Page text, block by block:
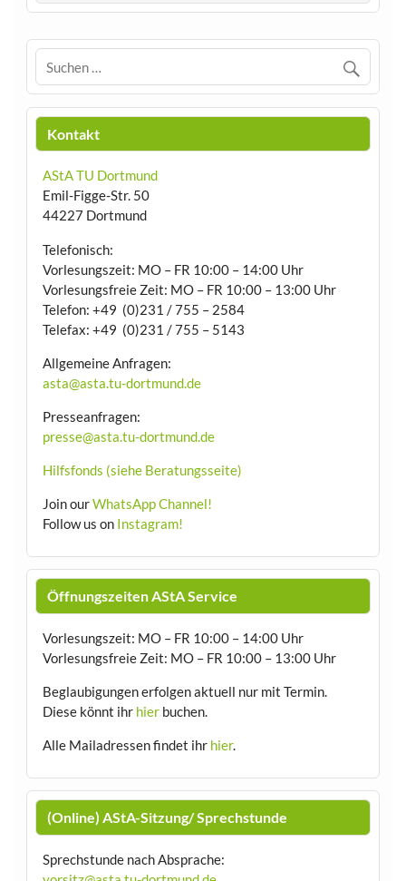
Kontakt
AStA TU Dortmund
Emil-Figge-Str. 50
44227 Dortmund
Telefonisch:
Vorlesungszeit: MO – FR 10:00 – 14:00 Uhr
Vorlesungsfreie Zeit: MO – FR 10:00 – 13:00 Uhr
Telefon: +49 (0)231 / 755 – 2584
Telefax: +49 (0)231 / 755 – 5143
Allgemeine Anfragen:
asta@asta.tu-dortmund.de
Presseanfragen:
presse@asta.tu-dortmund.de
Hilfsfonds (siehe Beratungsseite)
Join ourWhatsApp Channel!
Follow us on Instagram!
Öffnungszeiten AStA Service
Vorlesungszeit: MO – FR 10:00 – 14:00 Uhr
Vorlesungsfreie Zeit: MO – FR 10:00 – 13:00 Uhr
Beglaubigungen erfolgen aktuell nur mit Termin.
Diese könnt ihr hierbuchen.
Alle Mailadressen findet ihr hier.
(Online) AStA-Sitzung/ Sprechstunde
Sprechstunde nach Absprache: